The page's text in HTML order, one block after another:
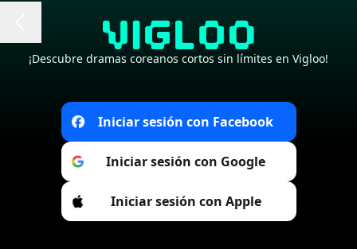
¡Descubre dramas coreanos cortos sin límites en Vigloo!
Iniciar sesión con Facebook
Iniciar sesión con Google
Iniciar sesión con Apple